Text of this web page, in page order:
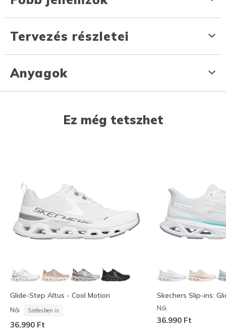
Tervezés részletei
Anyagok
Ez még tetszhet
Glide-Step Altus - Cool Motion
Női Szélesben is
36.990 Ft
Skechers Slip-ins:
Női
36.990 Ft